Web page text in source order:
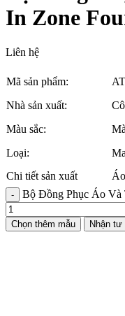
In Zone
Liên hệ
Mã sản phẩm:
Nhà sản xuất:
Màu sắc:
Loại:
Chi tiết sản xuất
Bộ Đồng Phục Áo Và
Chọn thêm mẫu Nhận tư